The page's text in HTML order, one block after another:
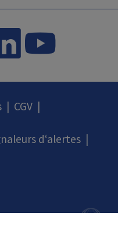
CGV
d‘alertes